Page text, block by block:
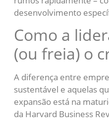
desenvolvimento
Como a
(ou freia) o
A diferença entre
sustentável e aquelas
expansão está na
da Harvard Business